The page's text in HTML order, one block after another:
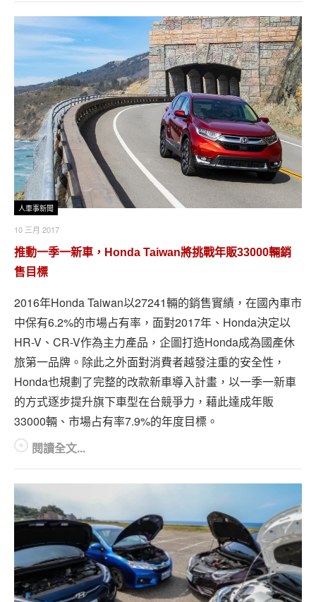
人車事新聞
10 三月 2017
推動一季一新車，Honda Taiwan將挑戰年販33000輛銷
售目標
2016年Honda Taiwan以27241輛的銷售實績，在國內車市
中保有6.2%的市場占有率，面對2017年、Honda決定以
HR-V、CR-V作為主力產品，企圖打造Honda成為國產休
旅第一品牌。除此之外面對消費者越發注重的安全性，
Honda也規劃了完整的改款新車導入計畫，以一季一新車
的方式逐步提升旗下車型在台競爭力，藉此達成年販
33000輛、市場占有率7.9%的年度目標。
閱讀全文...